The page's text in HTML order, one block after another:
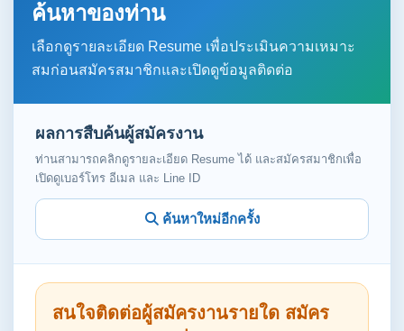
ค้นหาของท่าน
เลือกดูรายละเอียด Resume เพื่อประเมินความเหมาะ
สมก่อนสมัครสมาชิกและเปิดดูข้อมูลติดต่อ
ผลการสืบค้นผู้สมัครงาน
ท่านสามารถคลิกดูรายละเอียด Resume ได้ และสมัครสมาชิกเพื่อ
เปิดดูเบอร์โทร อีเมล และ Line ID
ค้นหาใหม่อีกครั้ง
สนใจติดต่อผู้สมัครงานรายใด สมัคร